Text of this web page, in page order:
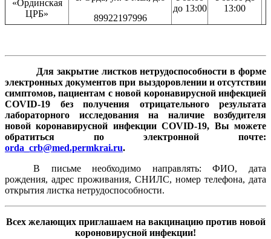
«Ординская
ЦРБ»
89922197996
до 13:00
13:00
Для закрытие листков нетрудоспособности в форме
электронных документов при выздоровлении и отсутствии
симптомов, пациентам с новой коронавирусной инфекцией
COVID-19 без получения отрицательного результата
лабораторного исследования на наличие возбудителя
новой коронавирусной инфекции COVID-19, Вы можете
обратиться по электронной почте:
orda_crb@med.permkrai.ru.
В письменеобходимо направлять: ФИО,
дата
рождения, адрес проживания, СНИЛС, номер телефона, дата
открытия листка нетрудоспособности.
Всех желающих приглашаем на вакцинацию против новой
короновирусной инфекции!